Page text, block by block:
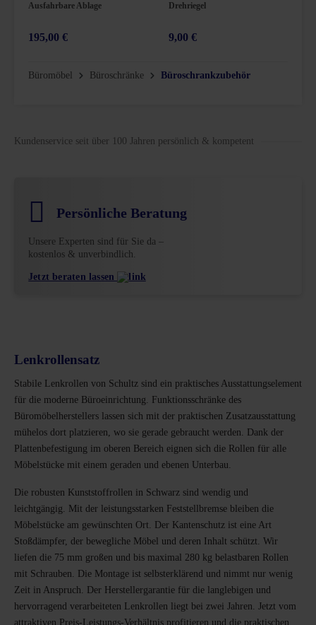
Ausfahrbare Ablage
195,00 €
Drehriegel
9,00 €
Büromöbel Büroschränke Büroschrankzubehör
Kundenservice seit über 100 Jahren persönlich & kompetent
Persönliche Beratung
Unsere Experten sind für Sie da –
kostenlos & unverbindlich.
Jetzt beraten lassen
Lenkrollensatz
Stabile Lenkrollen von Schultz sind ein praktisches Ausstattungselement
für die moderne Büroeinrichtung. Funktionsschränke des
Büromöbelherstellers lassen sich mit der praktischen Zusatzausstattung
mühelos dort platzieren, wo sie gerade gebraucht werden. Dank der
Plattenbefestigung im oberen Bereich eignen sich die Rollen für alle
Möbelstücke mit einem geraden und ebenen Unterbau.
Die robusten Kunststoffrollen in Schwarz sind wendig und
leichtgängig. Mit der leistungsstarken Feststellbremse bleiben die
Möbelstücke am gewünschten Ort. Der Kantenschutz ist eine Art
Stoßdämpfer, der bewegliche Möbel und deren Inhalt schützt. Wir
liefen die 75 mm großen und bis maximal 280 kg belastbaren Rollen
mit Schrauben. Die Montage ist selbsterklärend und nimmt nur wenig
Zeit in Anspruch. Der Herstellergarantie für die langlebigen und
hervorragend verarbeiteten Lenkrollen liegt bei zwei Jahren. Jetzt vom
attraktiven Preis-Leistungs-Verhältnis profitieren und die praktischen